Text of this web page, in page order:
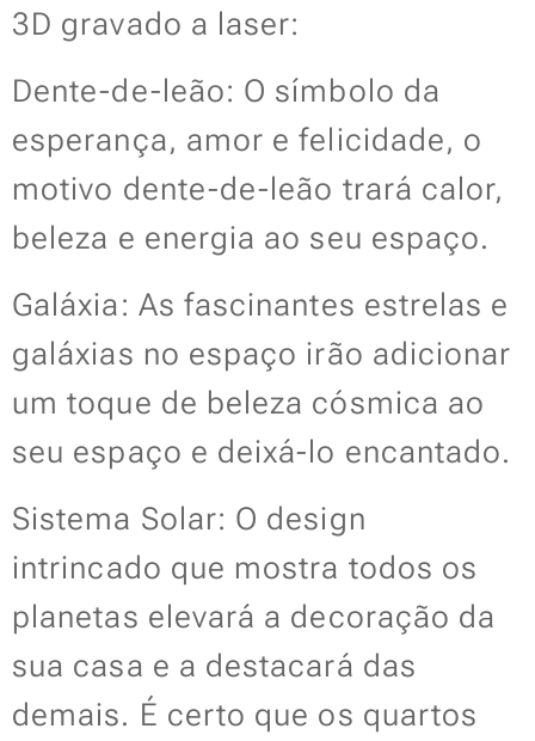
3D gravado a laser:
Dente-de-leão: O símbolo da
esperança, amor e felicidade, o
motivo dente-de-leão trará calor,
beleza e energia ao seu espaço.
Galáxia: As fascinantes estrelas e
galáxias no espaço irão adicionar
um toque de beleza cósmica ao
seu espaço e deixá-lo encantado.
Sistema Solar: O design
intrincado que mostra todos os
planetas elevará a decoração da
sua casa e a destacará das
demais. É certo que os quartos